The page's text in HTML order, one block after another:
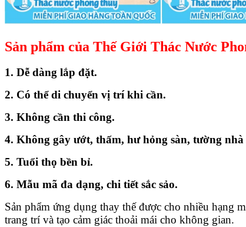
Sản phẩm của Thế Giới Thác Nước
1. Dễ dàng lắp đặt.
2. Có thể di chuyển vị trí khi cần.
3. Không cần thi công.
4. Không gây ướt, thấm, hư hỏng sàn, tường nhà
5. Tuổi thọ bền bỉ.
6. Mẫu mã đa dạng, chi tiết sắc sảo.
Sản phẩm ứng dụng thay thế được cho nhiều hạng
trang trí và tạo cảm giác thoải mái cho không gian.